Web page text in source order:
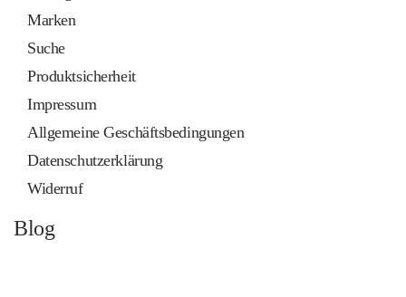
Marken
Suche
Produktsicherheit
Impressum
Allgemeine Geschäftsbedingungen
Datenschutzerklärung
Widerruf
Blog